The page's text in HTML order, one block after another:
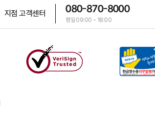
지점 고객센터 080-870-8000
평일 09:00 ~ 18:00